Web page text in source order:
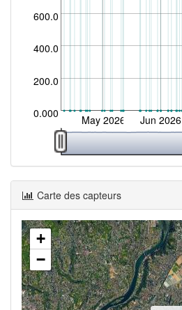
0.000
200.0
400.0
600.0
May 2026 Jun 2026
Carte des capteurs
+
−